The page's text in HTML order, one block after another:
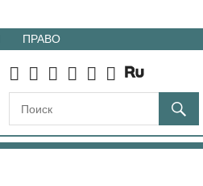
ПРАВО